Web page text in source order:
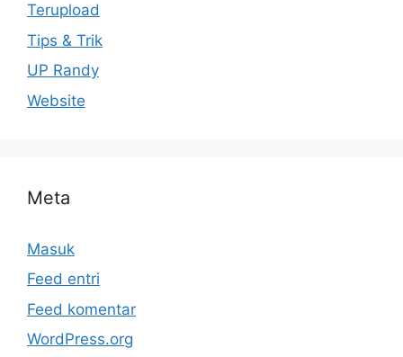
Terupload
Tips & Trik
UP Randy
Website
Meta
Masuk
Feed entri
Feed komentar
WordPress.org